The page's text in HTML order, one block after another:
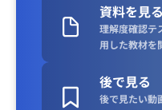
資料を見る
理解度確認テ
用した教材を
後で見る
後で見たい動